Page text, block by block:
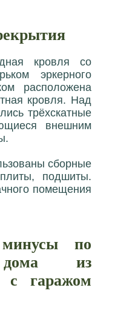
кровля со
эркерного
расположена
кровля. Над
трёхскатные
внешним
сборные
подшиты.
помещения
по
из
с гаражом